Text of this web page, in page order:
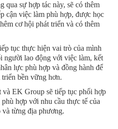
sự hợp tác này, sẽ có thêm
cận việc làm phù hợp, được học
cơ hội phát triển và có thêm
tục thực hiện vai trò của mình
người lao động với việc làm, kết
lực phù hợp và đồng hành để
bền vững hơn.
EK Group sẽ tiếp tục phối hợp
hợp với nhu cầu thực tế của
từng địa phương.